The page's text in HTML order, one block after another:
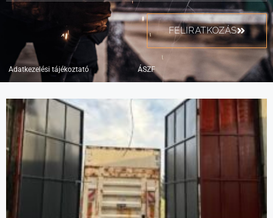
FELIRATKOZÁS
Adatkezelési tájékoztató ÁSZF